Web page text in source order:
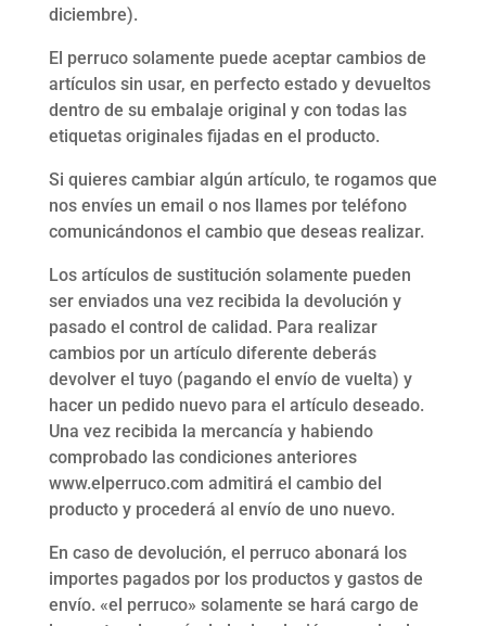
diciembre).
El perruco solamente puede aceptar cambios de
artículos sin usar, en perfecto estado y devueltos
dentro de su embalaje original y con todas las
etiquetas originales fijadas en el producto.
Si quieres cambiar algún artículo, te rogamos que
nos envíes un email o nos llames por teléfono
comunicándonos el cambio que deseas realizar.
Los artículos de sustitución solamente pueden
ser enviados una vez recibida la devolución y
pasado el control de calidad. Para realizar
cambios por un artículo diferente deberás
devolver el tuyo (pagando el envío de vuelta) y
hacer un pedido nuevo para el artículo deseado.
Una vez recibida la mercancía y habiendo
comprobado las condiciones anteriores
www.elperruco.com admitirá el cambio del
producto y procederá al envío de uno nuevo.
En caso de devolución, el perruco abonará los
importes pagados por los productos y gastos de
envío. «el perruco» solamente se hará cargo de